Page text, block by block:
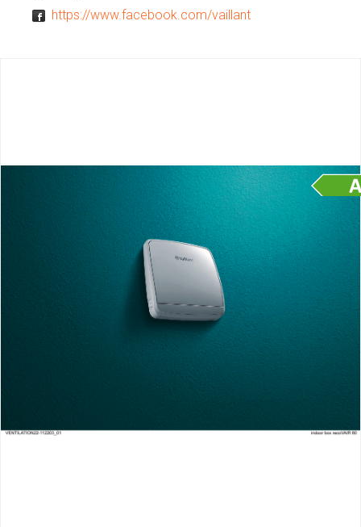
https://www.facebook.com/vaillant